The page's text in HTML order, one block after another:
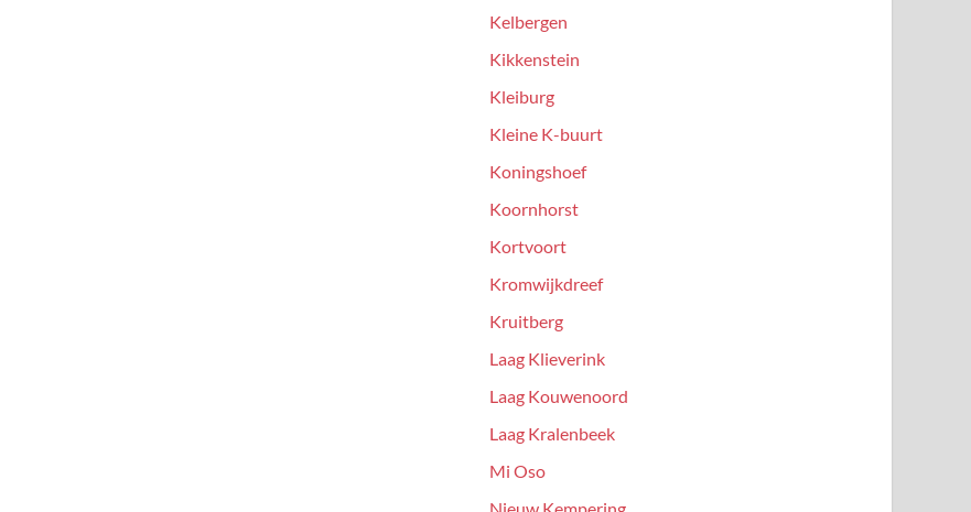
Kelbergen
Kikkenstein
Kleiburg
Kleine K-buurt
Koningshoef
Koornhorst
Kortvoort
Kromwijkdreef
Kruitberg
Laag Klieverink
Laag Kouwenoord
Laag Kralenbeek
Mi Oso